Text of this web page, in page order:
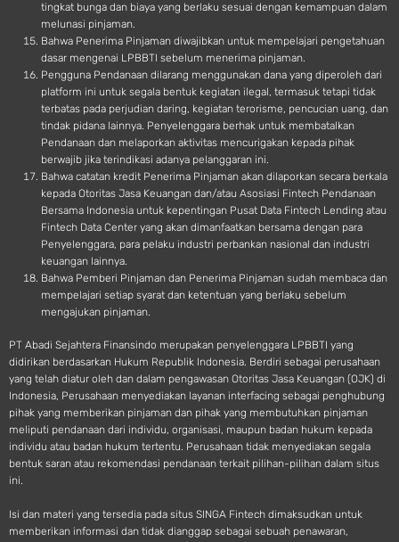
tingkat bunga dan biaya yang berlaku sesuai dengan kemampuan dalam
melunasi pinjaman.
Bahwa Penerima Pinjaman diwajibkan untuk mempelajari pengetahuan
dasar mengenai LPBBTI sebelum menerima pinjaman.
Pengguna Pendanaan dilarang menggunakan dana yang diperoleh dari
platform ini untuk segala bentuk kegiatan ilegal, termasuk tetapi tidak
terbatas pada perjudian daring, kegiatan terorisme, pencucian uang, dan
tindak pidana lainnya. Penyelenggara berhak untuk membatalkan
Pendanaan dan melaporkan aktivitas mencurigakan kepada pihak
berwajib jika terindikasi adanya pelanggaran ini.
Bahwa catatan kredit Penerima Pinjaman akan dilaporkan secara berkala
kepada Otoritas Jasa Keuangan dan/atau Asosiasi Fintech Pendanaan
Bersama Indonesia untuk kepentingan Pusat Data Fintech Lending atau
Fintech Data Center yang akan dimanfaatkan bersama dengan para
Penyelenggara, para pelaku industri perbankan nasional dan industri
keuangan lainnya.
Bahwa Pemberi Pinjaman dan Penerima Pinjaman sudah membaca dan
mempelajari setiap syarat dan ketentuan yang berlaku sebelum
mengajukan pinjaman.
PT Abadi Sejahtera Finansindo merupakan penyelenggara LPBBTI yang
didirikan berdasarkan Hukum Republik Indonesia. Berdiri sebagai perusahaan
yang telah diatur oleh dan dalam pengawasan Otoritas Jasa Keuangan (OJK) di
Indonesia, Perusahaan menyediakan layanan interfacing sebagai penghubung
pihak yang memberikan pinjaman dan pihak yang membutuhkan pinjaman
meliputi pendanaan dari individu, organisasi, maupun badan hukum kepada
individu atau badan hukum tertentu. Perusahaan tidak menyediakan segala
bentuk saran atau rekomendasi pendanaan terkait pilihan-pilihan dalam situs
ini.
Isi dan materi yang tersedia pada situs SINGA Fintech dimaksudkan untuk
memberikan informasi dan tidak dianggap sebagai sebuah penawaran,